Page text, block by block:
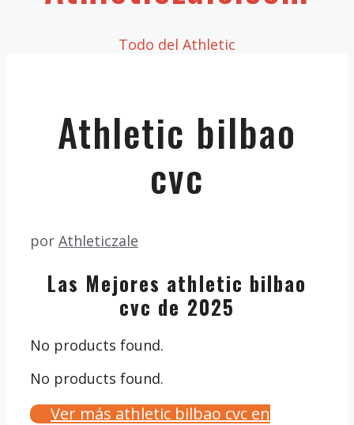
Todo del Athletic
Athletic bilbao
cvc
por Athleticzale
Las Mejores athletic bilbao
cvc de 2025
No products found.
No products found.
Ver más athletic bilbao cvc en